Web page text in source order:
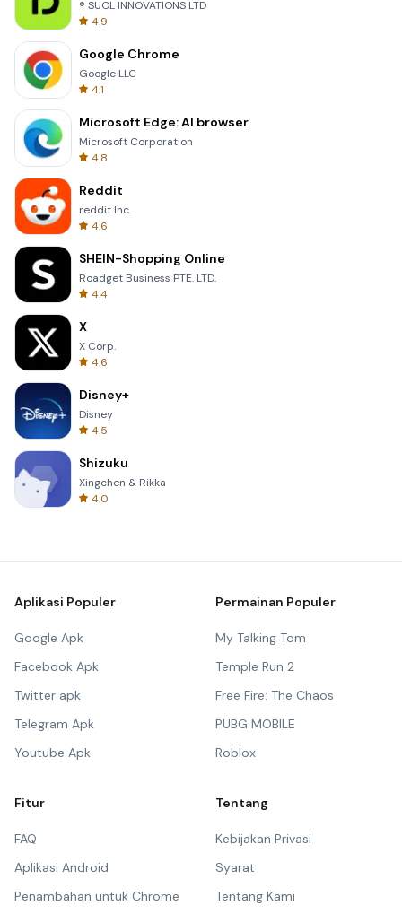
® SUOL INNOVATIONS LTD
4.9
Google Chrome
Google LLC
4.1
Microsoft Edge: AI browser
Microsoft Corporation
4.8
Reddit
reddit Inc.
4.6
SHEIN-Shopping Online
Roadget Business PTE. LTD.
4.4
X
X Corp.
4.6
Disney+
Disney
4.5
Shizuku
Xingchen & Rikka
4.0
Aplikasi Populer
Google Apk
Facebook Apk
Twitter apk
Telegram Apk
Youtube Apk
Permainan Populer
My Talking Tom
Temple Run 2
Free Fire: The Chaos
PUBG MOBILE
Roblox
Fitur
FAQ
Aplikasi Android
Penambahan untuk Chrome
Tentang
Kebijakan Privasi
Syarat
Tentang Kami